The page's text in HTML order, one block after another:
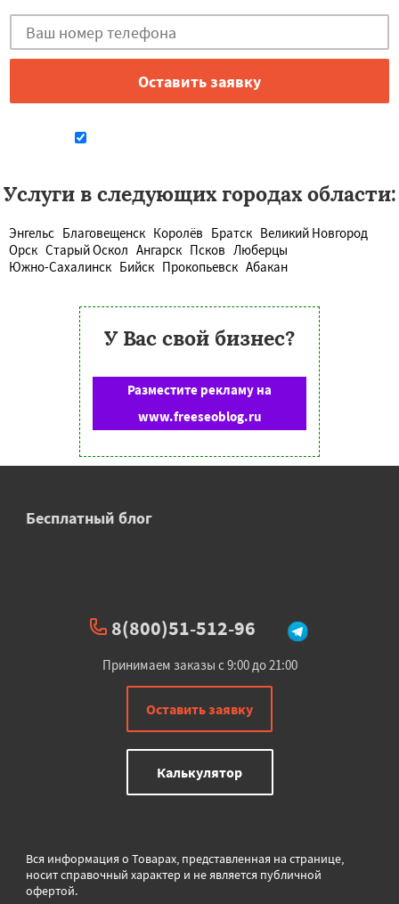
Услуги в следующих городах области:
Энгельс Благовещенск Королёв Братск Великий Новгород
Орск Старый Оскол Ангарск Псков Люберцы
Южно-Сахалинск Бийск Прокопьевск Абакан
У Вас свой бизнес?
Разместите рекламу на
www.freeseoblog.ru
Бесплатный блог
8(800)51-512-96
Принимаем заказы с 9:00 до 21:00
Оставить заявку
Калькулятор
Вся информация о Товарах, представленная на странице,
носит справочный характер и не является публичной
офертой.